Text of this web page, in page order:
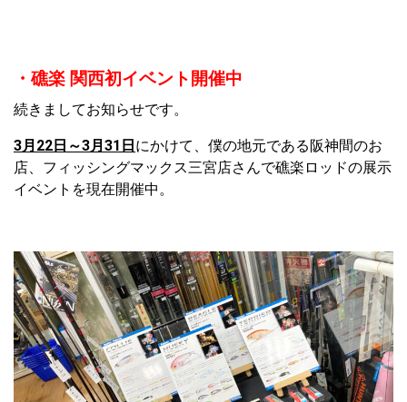
・礁楽 関西初イベント開催中
続きましてお知らせです。
3月22日～3月31日 にかけて、僕の地元である阪神間のお
店、フィッシングマックス三宮店さんで礁楽ロッドの展示
イベントを現在開催中。